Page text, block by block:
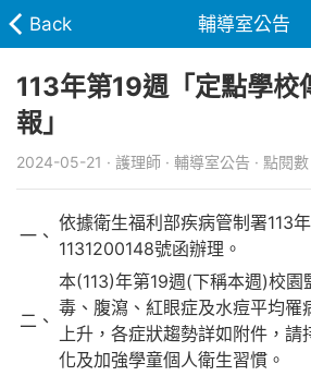
Back 輔導室公告
113年第19週「定點學校
報」
2024-05-21 · 護理師 · 輔導室公告 · 點閱
一、
依據衛生福利部疾病管制署113
1131200148號函辦理。
二、
本(113)年第19週(下稱本週)校園
毒、腹瀉、紅眼症及水痘平均罹
上升，各症狀趨勢詳如附件，請
化及加強學童個人衛生習慣。